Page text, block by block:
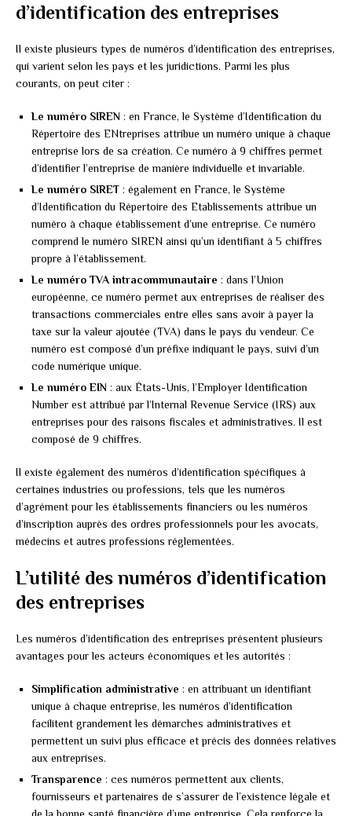
d’identification des entreprises
Il existe plusieurs types de numéros d’identification des entreprises,
qui varient selon les pays et les juridictions. Parmi les plus
courants, on peut citer :
Le numéro SIREN : en France, le Système d’Identification du
Répertoire des ENtreprises attribue un numéro unique à chaque
entreprise lors de sa création. Ce numéro à 9 chiffres permet
d’identifier l’entreprise de manière individuelle et invariable.
Le numéro SIRET : également en France, le Système
d’Identification du Répertoire des Etablissements attribue un
numéro à chaque établissement d’une entreprise. Ce numéro
comprend le numéro SIREN ainsi qu’un identifiant à 5 chiffres
propre à l’établissement.
Le numéro TVA intracommunautaire : dans l’Union
européenne, ce numéro permet aux entreprises de réaliser des
transactions commerciales entre elles sans avoir à payer la
taxe sur la valeur ajoutée (TVA) dans le pays du vendeur. Ce
numéro est composé d’un préfixe indiquant le pays, suivi d’un
code numérique unique.
Le numéro EIN : aux États-Unis, l’Employer Identification
Number est attribué par l’Internal Revenue Service (IRS) aux
entreprises pour des raisons fiscales et administratives. Il est
composé de 9 chiffres.
Il existe également des numéros d’identification spécifiques à
certaines industries ou professions, tels que les numéros
d’agrément pour les établissements financiers ou les numéros
d’inscription auprès des ordres professionnels pour les avocats,
médecins et autres professions réglementées.
L’utilité des numéros d’identification
des entreprises
Les numéros d’identification des entreprises présentent plusieurs
avantages pour les acteurs économiques et les autorités :
Simplification administrative : en attribuant un identifiant
unique à chaque entreprise, les numéros d’identification
facilitent grandement les démarches administratives et
permettent un suivi plus efficace et précis des données relatives
aux entreprises.
Transparence : ces numéros permettent aux clients,
fournisseurs et partenaires de s’assurer de l’existence légale et